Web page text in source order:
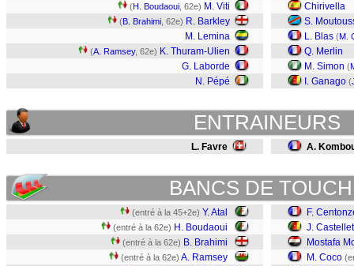
(H. Boudaoui , 62e) M. Viti
(B. Brahimi , 62e) R. Barkley
M. Lemina
(A. Ramsey, 62e) K. Thuram-Ulien
G. Laborde
N. Pépé
Chirivella
S.
L. Blas (M.
Q. Merlin
M. Simon (
I. Ganago (
ENTRAINEURS
L. Favre A.
BANCS DE
(entré à la 45+2e) Y. Atal
(entré à la 62e) H. Boudaoui
(entré à la 62e) B. Brahimi
(entré à la 62e) A. Ramsey
F.
J.
Mostafa
M. Coco